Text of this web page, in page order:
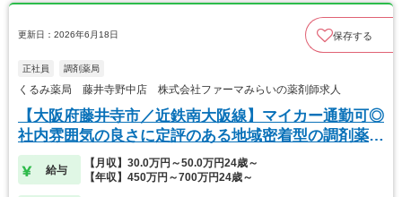
更新日：2026年6月18日 保存する
正社員 調剤薬局
くるみ薬局 藤井寺野中店 株式会社ファーマみらいの薬剤師求人
【大阪府藤井寺市／近鉄南大阪線】マイカー通勤可◎
社内雰囲気の良さに定評のある地域密着型の調剤薬局
です
給与
【月収】30.0万円～50.0万円24歳～
【年収】450万円～700万円24歳～